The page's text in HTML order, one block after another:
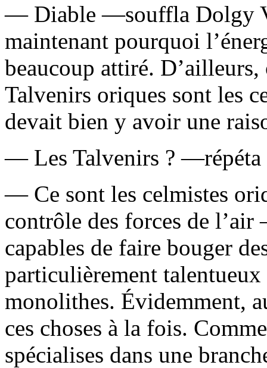
— Diable —souffla Dolgy
maintenant pourquoi
beaucoup attiré.
Talvenirs oriques sont les
devait bien y avoir une
— Les Talvenirs ? —répéta
— Ce sont les celmistes
contrôle des forces de
capables de faire bouger
particulièrement
monolithes. Évidemment,
ces choses à la fois.
spécialises dans une